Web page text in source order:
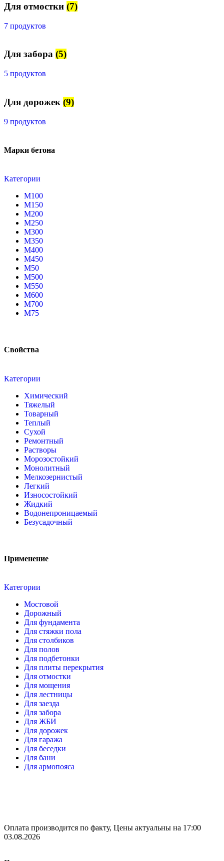
Для отмостки (7)
7 продуктов
Для забора (5)
5 продуктов
Для дорожек (9)
9 продуктов
Марки бетона
Категории
М100
М150
М200
М250
М300
М350
М400
М450
М50
М500
М550
М600
М700
М75
Свойства
Категории
Химический
Тяжелый
Товарный
Теплый
Сухой
Ремонтный
Растворы
Морозостойкий
Монолитный
Мелкозернистый
Легкий
Износостойкий
Жидкий
Водонепроницаемый
Безусадочный
Применение
Категории
Мостовой
Дорожный
Для фундамента
Для стяжки пола
Для столбиков
Для полов
Для подбетонки
Для плиты перекрытия
Для отмостки
Для мощения
Для лестницы
Для заезда
Для забора
Для ЖБИ
Для дорожек
Для гаража
Для беседки
Для бани
Для армопояса
Оплата производится по факту, Цены актуальны на 17:00
03.08.2026